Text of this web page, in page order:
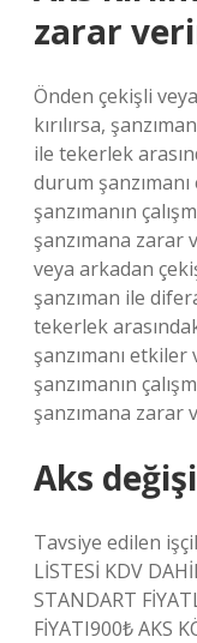
zarar
Önden çekişli
kırılırsa,
ile tekerlek
durum
şanzımanın
şanzımana zarar
veya arkadan
şanzıman ile
tekerlek
şanzımanı
şanzımanın
şanzımana zarar
Aks
Tavsiye edilen
LİSTESİ KDV
STANDART
FİYATI900₺ AKS